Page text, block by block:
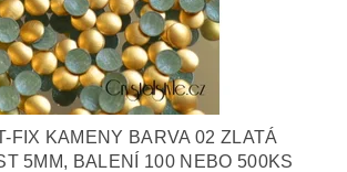
FIX KAMENY BARVA 02 ZLATÁ
5MM, BALENÍ 100 NEBO 500KS